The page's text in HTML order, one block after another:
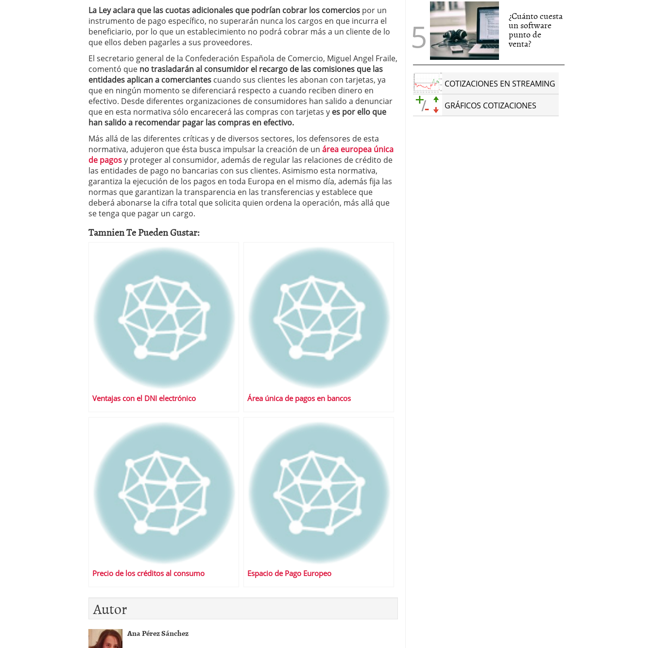
La Ley aclara que las cuotas adicionales que podrían cobrar los comercios por un
instrumento de pago específico, no superarán nunca los cargos en que incurra el
beneficiario, por lo que un establecimiento no podrá cobrar más a un cliente de lo
que ellos deben pagarles a sus proveedores.
El secretario general de la Confederación Española de Comercio, Miguel Angel Fraile,
comentó que no trasladarán al consumidor el recargo de las comisiones que las
entidades aplican a comerciantes cuando sus clientes les abonan con tarjetas, ya
que en ningún momento se diferenciará respecto a cuando reciben dinero en
efectivo. Desde diferentes organizaciones de consumidores han salido a denunciar
que en esta normativa sólo encarecerá las compras con tarjetas y es por ello que
han salido a recomendar pagar las compras en efectivo.
Más allá de las diferentes críticas y de diversos sectores, los defensores de esta
normativa, adujeron que ésta busca impulsar la creación de un área europea única
de pagosy proteger al consumidor, además de regular las relaciones de crédito de
las entidades de pago no bancarias con sus clientes. Asimismo esta normativa,
garantiza la ejecución de los pagos en toda Europa en el mismo día, además fija las
normas que garantizan la transparencia en las transferencias y establece que
deberá abonarse la cifra total que solicita quien ordena la operación, más allá que
se tenga que pagar un cargo.
Tamnien Te Pueden Gustar:
Ventajas con el DNI electrónico Área única de pagos en bancos
Precio de los créditos al consumo Espacio de Pago Europeo
Autor
Ana Pérez Sánchez
¿Cuánto cuesta
un software
punto de
venta?
COTIZACIONES EN STREAMING
GRÁFICOS COTIZACIONES